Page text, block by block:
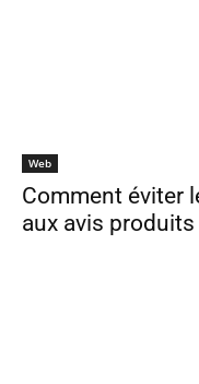
Web
Comment éviter
aux avis